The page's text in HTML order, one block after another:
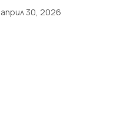
април 30, 2026